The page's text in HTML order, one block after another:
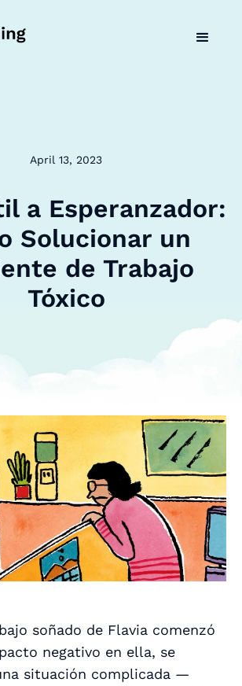
April 13, 2023
a Esperanzador:
Solucionar un
de Trabajo
Tóxico
soñado de Flavia comenzó
negativo en ella, se
situación complicada —